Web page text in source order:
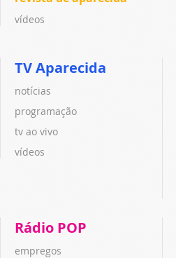
vídeos
TV Aparecida
notícias
programação
tv ao vivo
vídeos
Rádio POP
empregos